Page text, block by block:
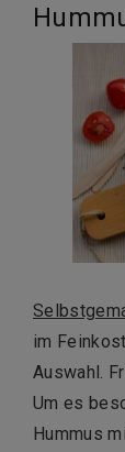
im
Auswahl.
Um es
Hummus